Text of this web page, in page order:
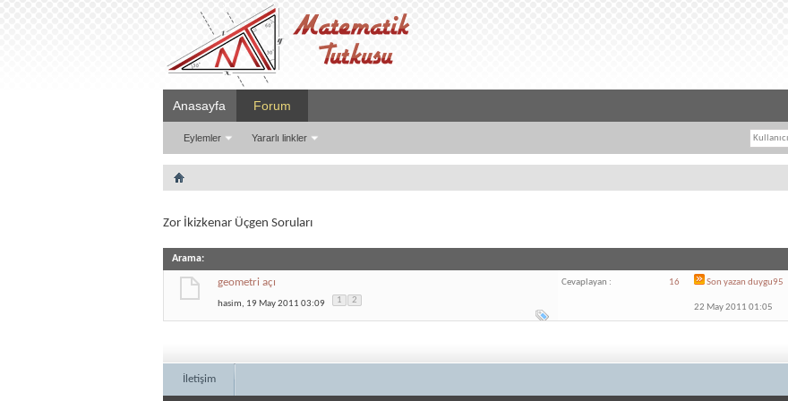
Anasayfa Forum
Eylemler Yararlı linkler
Zor İkizkenar Üçgen Soruları
Arama:
geometri açı
hasim, 19 May 2011 03:09 1 2
Cevaplayan : 16 Son yazan duygu95
22 May 2011 01:05
İletişim